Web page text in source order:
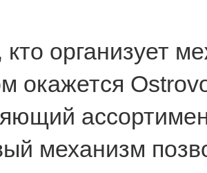
кто организует
окажется
механизм